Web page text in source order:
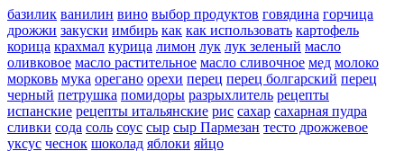
базилик ванилин вино выбор продуктов говядина горчица
дрожжи закуски имбирь как как использовать картофель
корица крахмал курица лимон лук лук зеленый масло
оливковое масло растительное масло сливочное мед молоко
морковь мука орегано орехи перец перец болгарский перец
черный петрушка помидоры разрыхлитель рецепты
испанские рецепты итальянские рис сахар сахарная пудра
сливки сода соль соус сыр сыр Пармезан тесто дрожжевое
уксус чеснок шоколад яблоки яйцо